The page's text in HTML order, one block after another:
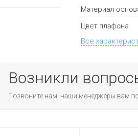
Материал
Цвет плафона
Все
Возникли
Позвоните нам, наши менеджеры вам